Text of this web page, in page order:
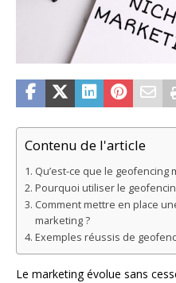
Contenu de l'article
Qu’est-ce que le geofencing
Pourquoi utiliser le
Comment mettre en place
marketing ?
Exemples réussis de
Le marketing évolue sans